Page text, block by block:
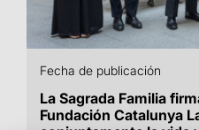
Fecha de publicación
La Sagrada Familia
Fundación Catalunya